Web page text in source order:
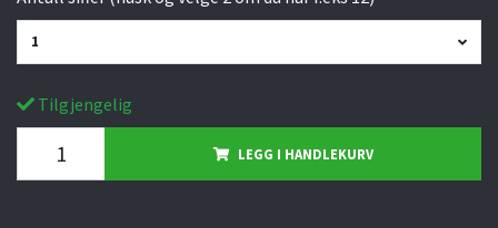
1
Tilgjengelig
LEGG I HANDLEKURV